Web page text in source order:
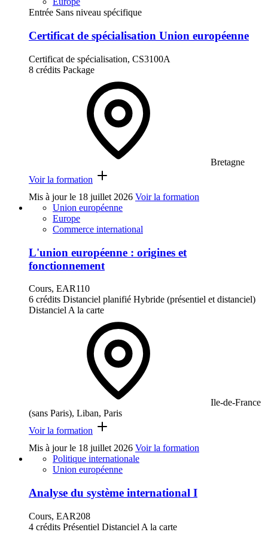
Entrée Sans niveau spécifique
Certificat de spécialisation Union européenne
Certificat de spécialisation, CS3100A
8 crédits Package
Bretagne
Voir la formation
Mis à jour le 18 juillet 2026 Voir la formation
Union européenne
Europe
Commerce international
L'union européenne : origines et
fonctionnement
Cours, EAR110
6 crédits Distanciel planifié Hybride (présentiel et distanciel)
Distanciel A la carte
Ile-de-France
(sans Paris), Liban, Paris
Voir la formation
Mis à jour le 18 juillet 2026 Voir la formation
Politique internationale
Union européenne
Analyse du système international I
Cours, EAR208
4 crédits Présentiel Distanciel A la carte